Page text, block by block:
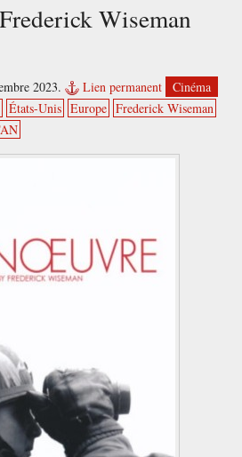
Wiseman
2023. Lien permanent
Cinéma
États-Unis Europe Frederick Wiseman